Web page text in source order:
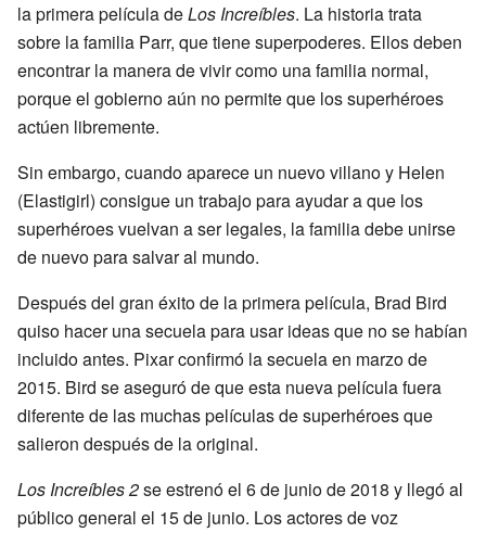
la primera película deLos Increíbles. La historia trata
sobre la familia Parr, que tiene superpoderes. Ellos deben
encontrar la manera de vivir como una familia normal,
porque el gobierno aún no permite que los superhéroes
actúen libremente.
Sin embargo, cuando aparece un nuevo villano y Helen
(Elastigirl) consigue un trabajo para ayudar a que los
superhéroes vuelvan a ser legales, la familia debe unirse
de nuevo para salvar al mundo.
Después del gran éxito de la primera película, Brad Bird
quiso hacer una secuela para usar ideas que no se habían
incluido antes. Pixar confirmó la secuela en marzo de
2015. Bird se aseguró de que esta nueva película fuera
diferente de las muchas películas de superhéroes que
salieron después de la original.
Los Increíbles 2se estrenó el 6 de junio de 2018 y llegó al
público general el 15 de junio. Los actores de voz